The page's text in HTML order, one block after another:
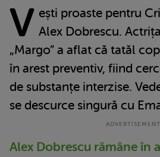
V ești proaste pentru
Alex Dobrescu.
„Margo” a aflat că tatăl
în arest preventiv, fiind
de substanțe interzise.
se descurce singură cu
Alex Dobrescu rămâne în